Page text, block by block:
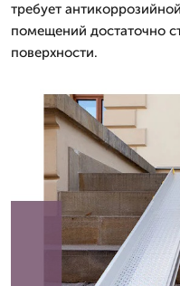
требует
помещений достаточно
поверхности.